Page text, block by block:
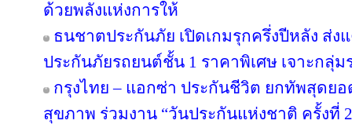
ด้วยพลังแห่งการให้
ธนชาตประกันภัย เปิดเกมรุกครึ่งปีหลัง ส่ง
ประกันภัยรถยนต์ชั้น 1 ราคาพิเศษ เจาะกลุ่
กรุงไทย – แอกซ่า ประกันชีวิต ยกทัพสุดย
สุขภาพ ร่วมงาน “วันประกันแห่งชาติ ครั้งที่